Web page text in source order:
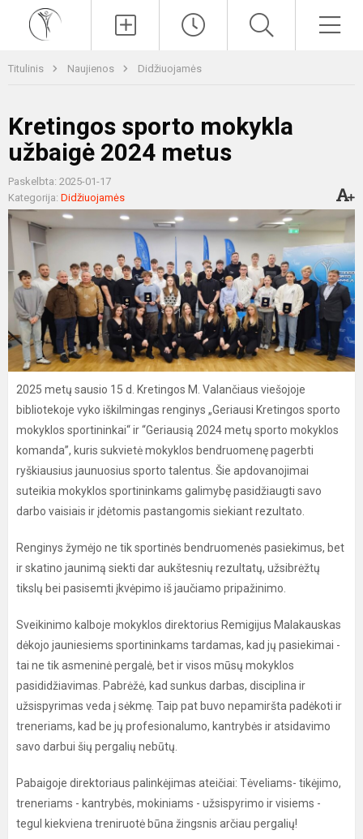
Titulinis Naujienos Didžiuojamės
Kretingos sporto mokykla
užbaigė 2024 metus
Paskelbta: 2025-01-17
Kategorija: Didžiuojamės
2025 metų sausio 15 d. Kretingos M. Valančiaus viešojoje
bibliotekoje vyko iškilmingas renginys „Geriausi Kretingos sporto
mokyklos sportininkai“ ir “Geriausią 2024 metų sporto mokyklos
komanda”, kuris sukvietė mokyklos bendruomenę pagerbti
ryškiausius jaunuosius sporto talentus. Šie apdovanojimai
suteikia mokyklos sportininkams galimybę pasidžiaugti savo
darbo vaisiais ir įdėtomis pastangomis siekiant rezultato.
Renginys žymėjo ne tik sportinės bendruomenės pasiekimus, bet
ir skatino jaunimą siekti dar aukštesnių rezultatų, užsibrėžtų
tikslų bei pasisemti įkvėpimo iš jaučiamo pripažinimo.
Sveikinimo kalboje mokyklos direktorius Remigijus Malakauskas
dėkojo jauniesiems sportininkams tardamas, kad jų pasiekimai -
tai ne tik asmeninė pergalė, bet ir visos mūsų mokyklos
pasididžiavimas. Pabrėžė, kad sunkus darbas, disciplina ir
užsispyrimas veda į sėkmę. Taip pat buvo nepamiršta padėkoti ir
treneriams, kad be jų profesionalumo, kantrybės ir atsidavimo
savo darbui šių pergalių nebūtų.
Pabaigoje direktoriaus palinkėjimas ateičiai: Tėveliams- tikėjimo,
treneriams - kantrybės, mokiniams - užsispyrimo ir visiems -
tegul kiekviena treniruotė būna žingsnis arčiau pergalių!